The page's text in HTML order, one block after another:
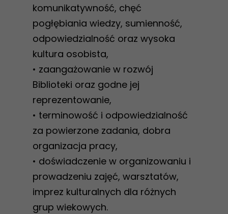
komunikatywność, chęć
pogłębiania wiedzy, sumienność,
odpowiedzialność oraz wysoka
kultura osobista,
• zaangażowanie w rozwój
Biblioteki oraz godne jej
reprezentowanie,
• terminowość i odpowiedzialność
za powierzone zadania, dobra
organizacja pracy,
• doświadczenie w organizowaniu i
prowadzeniu zajęć, warsztatów,
imprez kulturalnych dla różnych
grup wiekowych.